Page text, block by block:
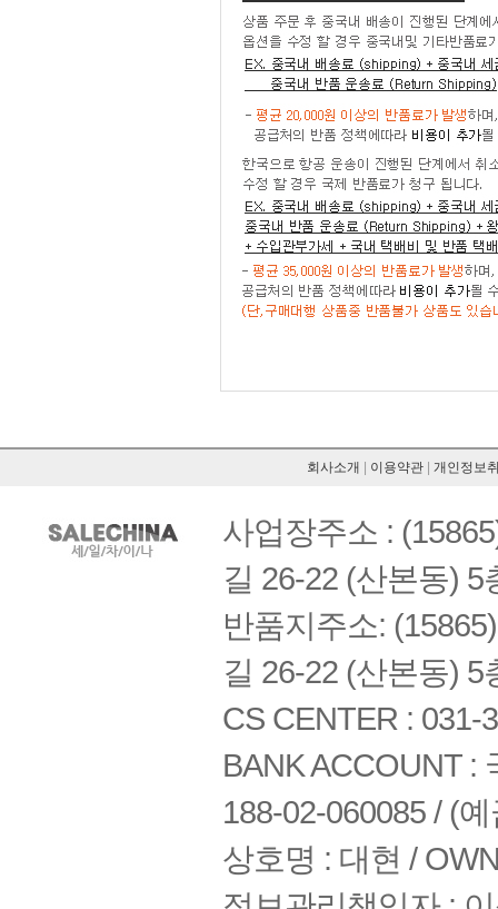
회사소개 이용약관 개인정보
사업장주소 :
길 26-22 (산본동) 5
반품지주소:
길 26-22 (산본동) 5
CS CENTER : 031-
BANK ACCOUNT :
188-02-060085 / (
상호명 : 대현 /